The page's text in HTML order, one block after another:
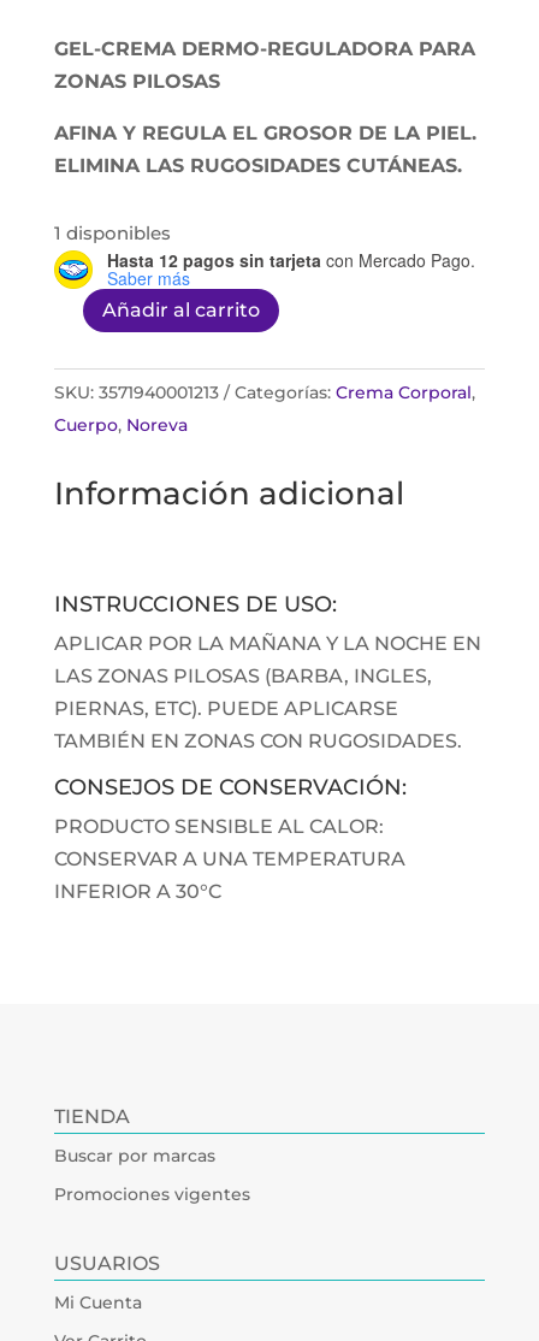
GEL-CREMA DERMO-REGULADORA PARA
ZONAS PILOSAS
AFINA Y REGULA EL GROSOR DE LA PIEL.
ELIMINA LAS RUGOSIDADES CUTÁNEAS.
1 disponibles
Hasta 12 pagos sin tarjeta con Mercado Pago.
Saber más
Kerapil
75ML
cantidad
Añadir al carrito
SKU: 3571940001213 Categorías: Crema Corporal,
Cuerpo, Noreva
Información adicional
INSTRUCCIONES DE USO:
APLICAR POR LA MAÑANA Y LA NOCHE EN
LAS ZONAS PILOSAS (BARBA, INGLES,
PIERNAS, ETC). PUEDE APLICARSE
TAMBIÉN EN ZONAS CON RUGOSIDADES.
CONSEJOS DE CONSERVACIÓN:
PRODUCTO SENSIBLE AL CALOR:
CONSERVAR A UNA TEMPERATURA
INFERIOR A 30°C
TIENDA
Buscar por marcas
Promociones vigentes
USUARIOS
Mi Cuenta